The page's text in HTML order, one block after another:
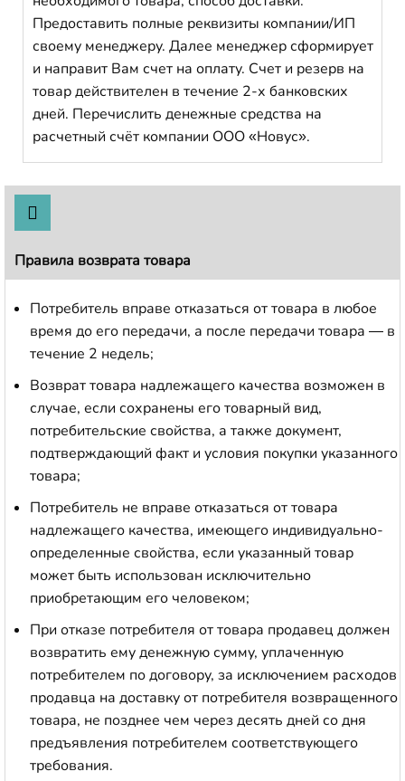
Предоставить полные реквизиты компании/ИП
своему менеджеру. Далее менеджер сформирует
и направит Вам счет на оплату. Счет и резерв на
товар действителен в течение 2-х банковских
дней. Перечислить денежные средства на
расчетный счёт компании ООО «Новус».
Правила возврата товара
Потребитель вправе отказаться от товара в любое
время до его передачи, а после передачи товара — в
течение 2 недель;
Возврат товара надлежащего качества возможен в
случае, если сохранены его товарный вид,
потребительские свойства, а также документ,
подтверждающий факт и условия покупки указанного
товара;
Потребитель не вправе отказаться от товара
надлежащего качества, имеющего индивидуально-
определенные свойства, если указанный товар
может быть использован исключительно
приобретающим его человеком;
При отказе потребителя от товара продавец должен
возвратить ему денежную сумму, уплаченную
потребителем по договору, за исключением расходов
продавца на доставку от потребителя возвращенного
товара, не позднее чем через десять дней со дня
предъявления потребителем соответствующего
требования.